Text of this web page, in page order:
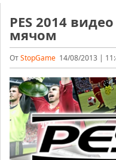
PES 2014
мячом
ОтStopGame 14/08/2013 |